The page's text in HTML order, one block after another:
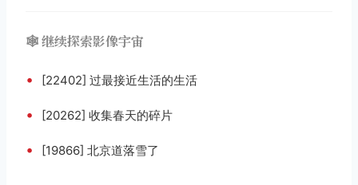
🕸️ 继续探索影像宇宙
• [22402] 过最接近生活的生活
• [20262] 收集春天的碎片
• [19866] 北京道落雪了